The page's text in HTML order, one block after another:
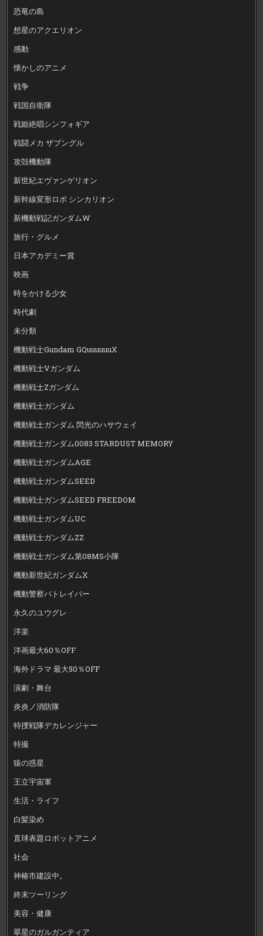
恐竜の島
想星のアクエリオン
感動
懐かしのアニメ
戦争
戦国自衛隊
戦姫絶唱シンフォギア
戦闘メカ ザブングル
攻殻機動隊
新世紀エヴァンゲリオン
新幹線変形ロボ シンカリオン
新機動戦記ガンダムW
旅行・グルメ
日本アカデミー賞
映画
時をかける少女
時代劇
未分類
機動戦士Gundam GQuuuuuuX
機動戦士Vガンダム
機動戦士Zガンダム
機動戦士ガンダム
機動戦士ガンダム 閃光のハサウェイ
機動戦士ガンダム0083 STARDUST MEMORY
機動戦士ガンダムAGE
機動戦士ガンダムSEED
機動戦士ガンダムSEED FREEDOM
機動戦士ガンダムUC
機動戦士ガンダムZZ
機動戦士ガンダム第08MS小隊
機動新世紀ガンダムX
機動警察パトレイバー
永久のユウグレ
洋楽
洋画最大60％OFF
海外ドラマ 最大50％OFF
演劇・舞台
炎炎ノ消防隊
特捜戦隊デカレンジャー
特撮
猿の惑星
王立宇宙軍
生活・ライフ
白髪染め
直球表題ロボットアニメ
社会
神椿市建設中。
終末ツーリング
美容・健康
翠星のガルガンティア